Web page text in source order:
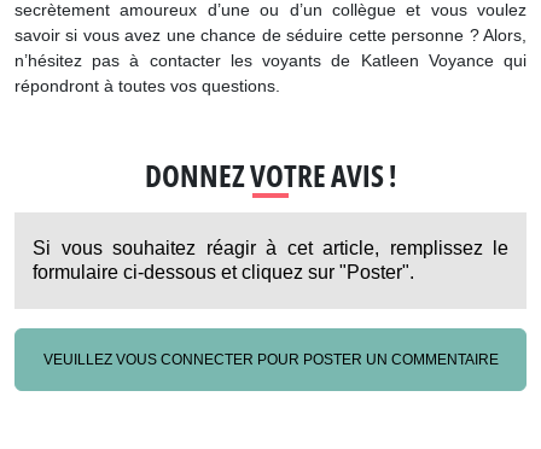
secrètement amoureux d’une ou d’un collègue et vous voulez
savoir si vous avez une chance de séduire cette personne ? Alors,
n’hésitez pas à contacter les voyants de Katleen Voyance qui
répondront à toutes vos questions.
DONNEZ VOTRE AVIS !
Si vous souhaitez réagir à cet article, remplissez le
formulaire ci-dessous et cliquez sur "Poster".
VEUILLEZ VOUS CONNECTER POUR POSTER UN COMMENTAIRE